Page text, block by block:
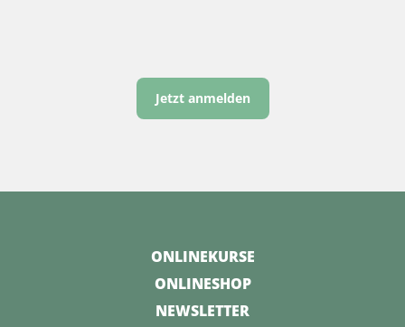
Jetzt anmelden
ONLINEKURSE
ONLINESHOP
NEWSLETTER